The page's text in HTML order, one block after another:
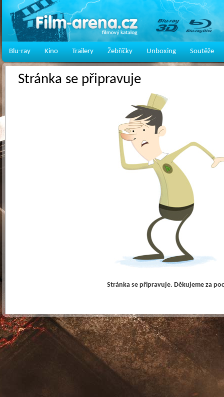
Blu-ray Kino Trailery Žebříčky Unboxing Soutěže
Stránka se připravuje
Stránka se připravuje. Děkujeme za